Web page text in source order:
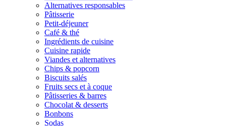
Alternatives responsables
Pâtisserie
Petit-déjeuner
Café & thé
Ingrédients de cuisine
Cuisine rapide
Viandes et alternatives
Chips & popcorn
Biscuits salés
Fruits secs et à coque
Pâtisseries & barres
Chocolat & desserts
Bonbons
Sodas